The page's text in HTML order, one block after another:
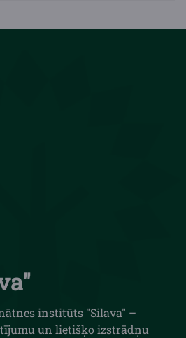
institūts "Silava" –
un lietišķo izstrādņu